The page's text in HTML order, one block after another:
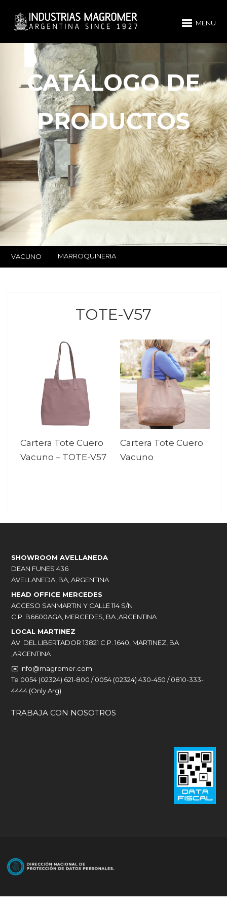
MENU
CATÁLOGO DE
PRODUCTOS
VACUNO MARROQUINERIA
TOTE-V57
Cartera Tote Cuero
Vacuno – TOTE-V57
Cartera Tote Cuero
Vacuno
SHOWROOM AVELLANEDA
DEAN FUNES 436
AVELLANEDA, BA, ARGENTINA
HEAD OFFICE MERCEDES
ACCESO SANMARTIN Y CALLE 114 S/N
C.P. B6600AGA, MERCEDES, BA ,ARGENTINA
LOCAL MARTINEZ
AV. DEL LIBERTADOR 13821 C.P. 1640, MARTINEZ, BA
,ARGENTINA
✉️ info@magromer.com
Te 0054 (02324) 621-800 / 0054 (02324) 430-450 / 0810-333-
4444 (Only Arg)
TRABAJA CON NOSOTROS